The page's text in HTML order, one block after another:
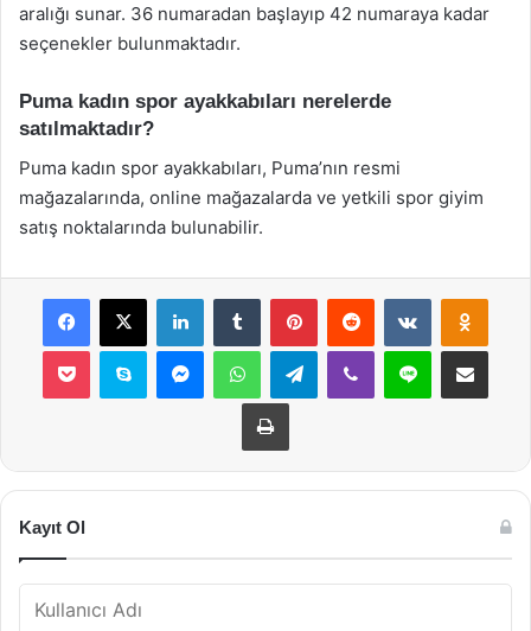
aralığı sunar. 36 numaradan başlayıp 42 numaraya kadar
seçenekler bulunmaktadır.
Puma kadın spor ayakkabıları nerelerde
satılmaktadır?
Puma kadın spor ayakkabıları, Puma’nın resmi
mağazalarında, online mağazalarda ve yetkili spor giyim
satış noktalarında bulunabilir.
Facebook
X LinkedInTumblr PinterestReddit VKontakte
Pocket Skype MessengerWhatsAppTelegramViber Line E-Posta ile
Yazdır
Kayıt Ol